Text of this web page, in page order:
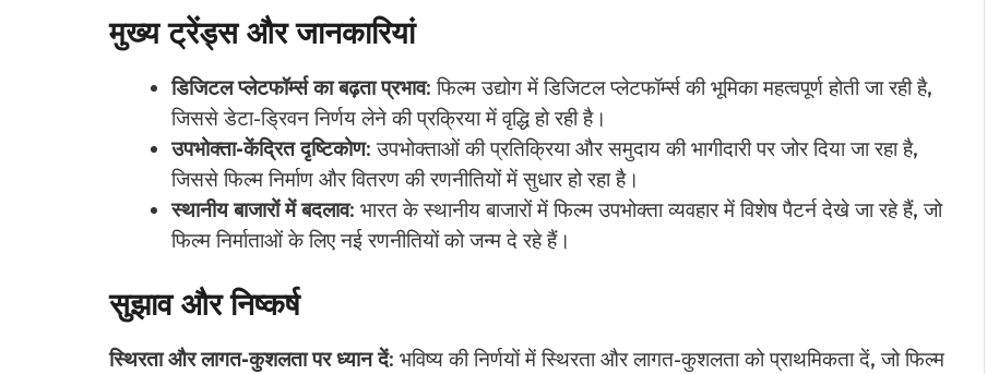
मुख्य ट्रेंड्स और जानकारियां
डिजिटल प्लेटफॉर्म्स का बढ़ता प्रभाव: फिल्म उद्योग में डिजिटल प्लेटफॉर्म्स की भूमिका महत्वपूर्ण होती जा रही है,
जिससे डेटा-ड्रिवन निर्णय लेने की प्रक्रिया में वृद्धि हो रही है।
उपभोक्ता-केंद्रित दृष्टिकोण: उपभोक्ताओं की प्रतिक्रिया और समुदाय की भागीदारी पर जोर दिया जा रहा है,
जिससे फिल्म निर्माण और वितरण की रणनीतियों में सुधार हो रहा है।
स्थानीय बाजारों में बदलाव: भारत के स्थानीय बाजारों में फिल्म उपभोक्ता व्यवहार में विशेष पैटर्न देखे जा रहे हैं, जो
फिल्म निर्माताओं के लिए नई रणनीतियों को जन्म दे रहे हैं।
सुझाव और निष्कर्ष
स्थिरता और लागत-कुशलता पर ध्यान दें: भविष्य की निर्णयों में स्थिरता और लागत-कुशलता को प्राथमिकता दें, जो फिल्म